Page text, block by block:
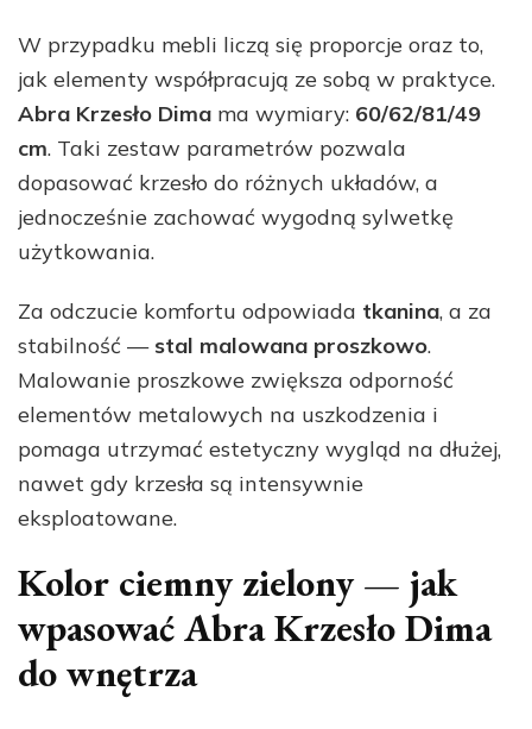
W przypadku mebli liczą się proporcje oraz to,
jak elementy współpracują ze sobą w praktyce.
Abra Krzesło Dima ma wymiary: 60/62/81/49
cm. Taki zestaw parametrów pozwala
dopasować krzesło do różnych układów, a
jednocześnie zachować wygodną sylwetkę
użytkowania.
Za odczucie komfortu odpowiada tkanina, a za
stabilność — stal malowana proszkowo.
Malowanie proszkowe zwiększa odporność
elementów metalowych na uszkodzenia i
pomaga utrzymać estetyczny wygląd na dłużej,
nawet gdy krzesła są intensywnie
eksploatowane.
Kolor ciemny zielony — jak
wpasować Abra Krzesło Dima
do wnętrza